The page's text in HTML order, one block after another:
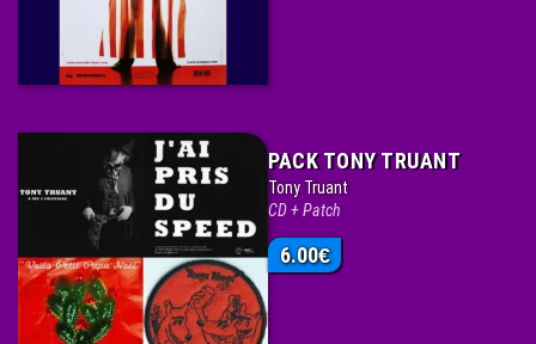
PACK TONY TRUANT
Tony Truant
CD + Patch
6.00€